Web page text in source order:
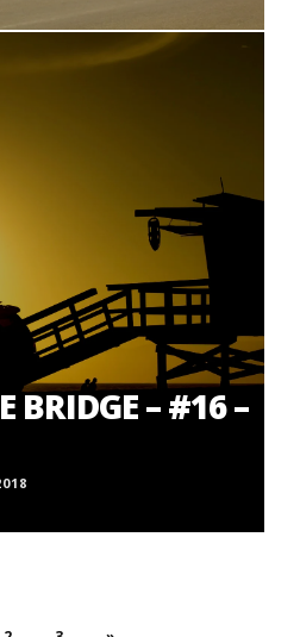
BRIDGE – #16 –